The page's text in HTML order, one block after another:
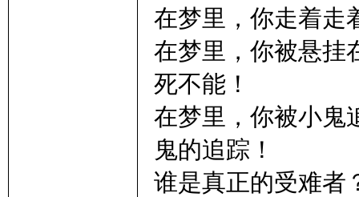
在梦里，你走着走
在梦里，你被悬挂
死不能！
在梦里，你被小鬼
鬼的追踪！
谁是真正的受难者